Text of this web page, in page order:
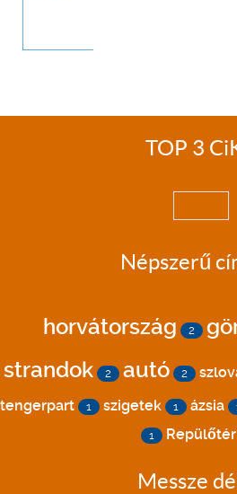
TOP 3
Népszerű
horvátország 2
strandok 2 autó 2
tengerpart 1 szigetek 1 ázsia
1 Repülőtér
Messze